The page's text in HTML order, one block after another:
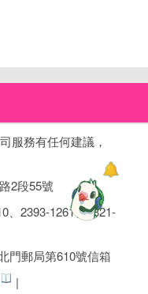
服務有任何建議，
2段55號
、2393-1261、2321-
門郵局第610號信箱
|